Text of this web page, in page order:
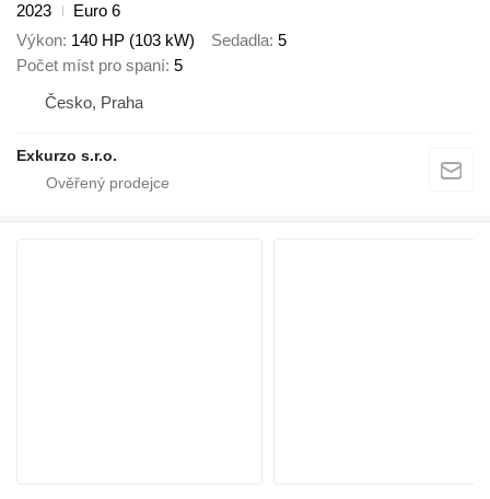
2023
Euro 6
Výkon 140 HP (103 kW) Sedadla 5
Počet míst pro spaní 5
Česko, Praha
Exkurzo s.r.o.